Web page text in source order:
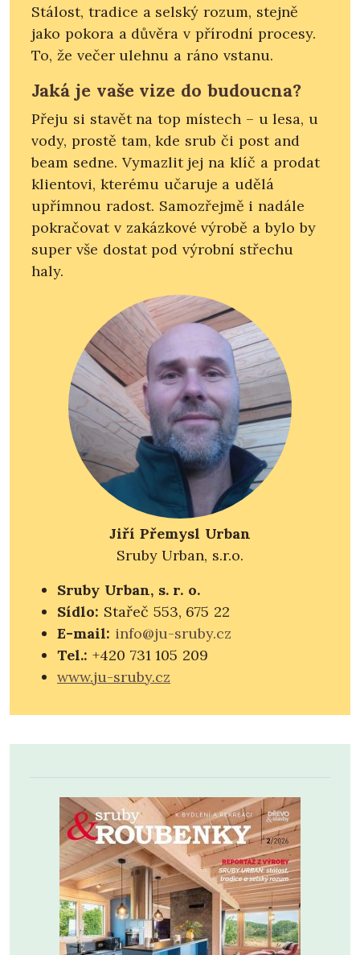
Stálost, tradice a selský rozum, stejně
jako pokora a důvěra v přírodní procesy.
To, že večer ulehnu a ráno vstanu.
Jaká je vaše vize do budoucna?
Přeju si stavět na top místech – u lesa, u
vody, prostě tam, kde srub či post and
beam sedne. Vymazlit jej na klíč a prodat
klientovi, kterému učaruje a udělá
upřímnou radost. Samozřejmě i nadále
pokračovat v zakázkové výrobě a bylo by
super vše dostat pod výrobní střechu
haly.
Jiří Přemysl Urban
Sruby Urban, s.r.o.
Sruby Urban, s. r. o.
Sídlo: Stařeč 553, 675 22
E-mail: info@ju-sruby.cz
Tel.: +420 731 105 209
www.ju-sruby.cz